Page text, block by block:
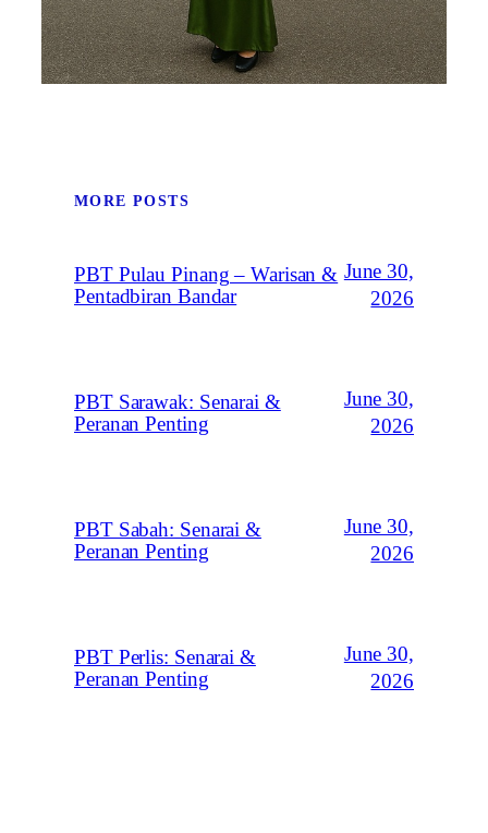
MORE POSTS
PBT Pulau Pinang – Warisan &
Pentadbiran Bandar
June 30,
2026
PBT Sarawak: Senarai &
Peranan Penting
June 30,
2026
PBT Sabah: Senarai &
Peranan Penting
June 30,
2026
PBT Perlis: Senarai &
Peranan Penting
June 30,
2026